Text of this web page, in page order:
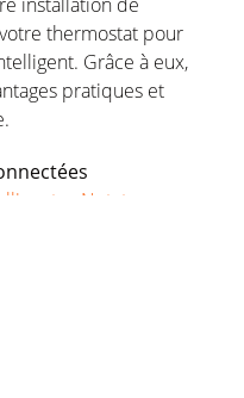
votre thermostat pour
Grâce à eux,
pratiques et
.
Netatmo